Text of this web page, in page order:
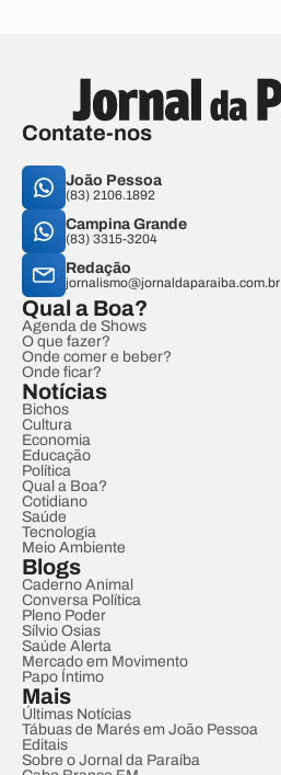
Contate-nos
João Pessoa
(83) 2106.1892
Campina Grande
(83) 3315-3204
Redação
jornalismo@jornaldaparaiba.com.br
Qual a Boa?
Agenda de Shows
O que fazer?
Onde comer e beber?
Onde ficar?
Notícias
Bichos
Cultura
Economia
Educação
Política
Qual a Boa?
Cotidiano
Saúde
Tecnologia
Meio Ambiente
Blogs
Caderno Animal
Conversa Política
Pleno Poder
Sílvio Osias
Saúde Alerta
Mercado em Movimento
Papo Íntimo
Mais
Últimas Notícias
Tábuas de Marés em João Pessoa
Editais
Sobre o Jornal da Paraíba